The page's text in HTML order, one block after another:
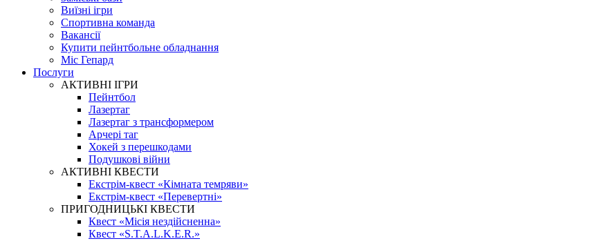
Виїзні ігри
Спортивна команда
Вакансії
Купити пейнтбольне обладнання
Міс Гепард
Послуги
АКТИВНІ ІГРИ
Пейнтбол
Лазертаг
Лазертаг з трансформером
Арчері таг
Хокей з перешкодами
Подушкові війни
АКТИВНІ КВЕСТИ
Екстрім-квест «Кімната темряви»
Екстрім-квест «Перевертні»
ПРИГОДНИЦЬКІ КВЕСТИ
Квест «Місія нездійсненна»
Квест «S.T.A.L.K.E.R.»